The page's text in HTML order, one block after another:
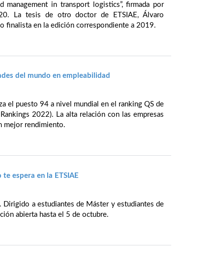
management in transport logistics”, firmada por
La tesis de otro doctor de ETSIAE, Álvaro
finalista en la edición correspondiente a 2019.
del mundo en empleabilidad
el puesto 94 a nivel mundial en el ranking QS de
2022). La alta relación con las empresas
mejor rendimiento.
espera en la ETSIAE
Dirigido a estudiantes de Máster y estudiantes de
abierta hasta el 5 de octubre.